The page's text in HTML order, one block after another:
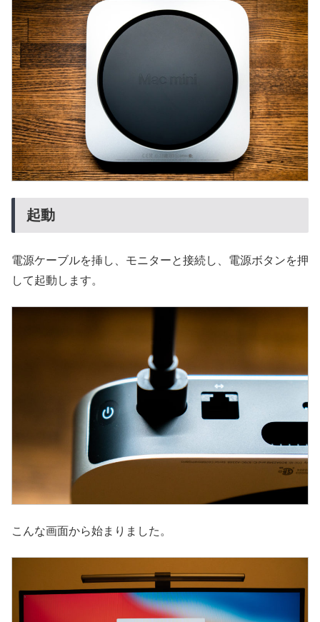
起動
電源ケーブルを挿し、モニターと接続し、電源ボタンを押
して起動します。
こんな画面から始まりました。